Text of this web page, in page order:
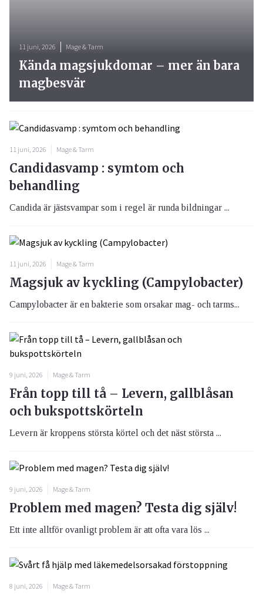
11 juni, 2026 Mage & Tarm
Kända magsjukdomar – mer än bara
magbesvär
11 juni, 2026 Mage & Tarm
Candidasvamp : symtom och
behandling
Candida är jästsvampar som i regel är runda bildningar ...
11 juni, 2026 Mage & Tarm
Magsjuk av kyckling (Campylobacter)
Campylobacter är en bakterie som orsakar mag- och tarms...
9 juni, 2026 Mage & Tarm
Från topp till tå – Levern, gallblåsan
och bukspottskörteln
Levern är kroppens största körtel och det näst största ...
9 juni, 2026 Mage & Tarm
Problem med magen? Testa dig själv!
Ett inte alltför ovanligt problem är att ofta vara lös ...
8 juni, 2026 Mage & Tarm